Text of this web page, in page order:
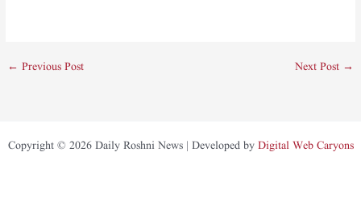
← Previous Post Next Post →
Copyright © 2026 Daily Roshni News | Developed by Digital Web Caryons